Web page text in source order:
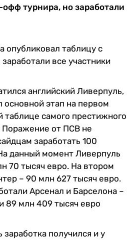
офф турнира, но заработали
опубликовал таблицу с
все участники
английский Ливерпуль,
основной этап на первом
таблице самого престижного
Поражение от ПСВ не
заработать 100
данный момент Ливерпуль
70 тысяч евро. На втором
– 90 млн 627 тысяч евро.
Арсенал и Барселона –
89 млн 409 тысяч евро
получился и у